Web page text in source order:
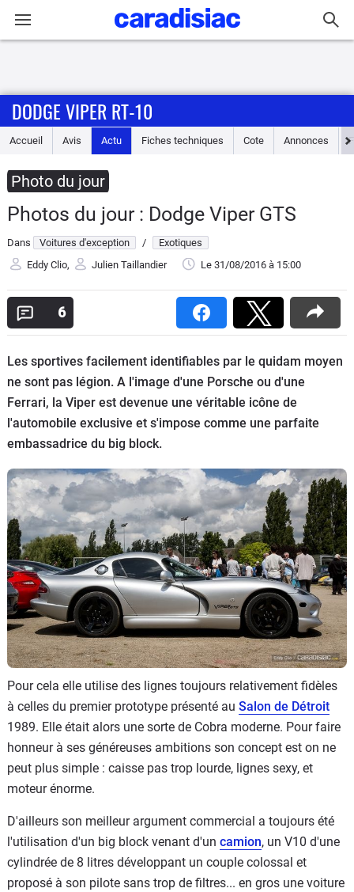
Accueil
Essais
Guide
d'achat
Electriques
Utilitaires
Flottes
Auto
Services
Forum
Moto
Marques
DODGE VIPER RT-10
Accueil Avis Actu Fiches techniques Cote Annonces
Photo du jour
Photos du jour : Dodge Viper GTS
Dans Voitures d'exception /
Exotiques
Eddy Clio, Julien Taillandier Le 31/08/2016 à 15:00
6
Les sportives facilement identifiables par le quidam moyen
ne sont pas légion. A l'image d'une Porsche ou d'une
Ferrari, la Viper est devenue une véritable icône de
l'automobile exclusive et s'impose comme une parfaite
embassadrice du big block.
Pour cela elle utilise des lignes toujours relativement fidèles
à celles du premier prototype présenté au Salon de Détroit
1989. Elle était alors une sorte de Cobra moderne. Pour faire
honneur à ses généreuses ambitions son concept est on ne
peut plus simple : caisse pas trop lourde, lignes sexy, et
moteur énorme.
D'ailleurs son meilleur argument commercial a toujours été
l'utilisation d'un big block venant d'un camion, un V10 d'une
cylindrée de 8 litres développant un couple colossal et
proposé à son pilote sans trop de filtres... en gros une voiture